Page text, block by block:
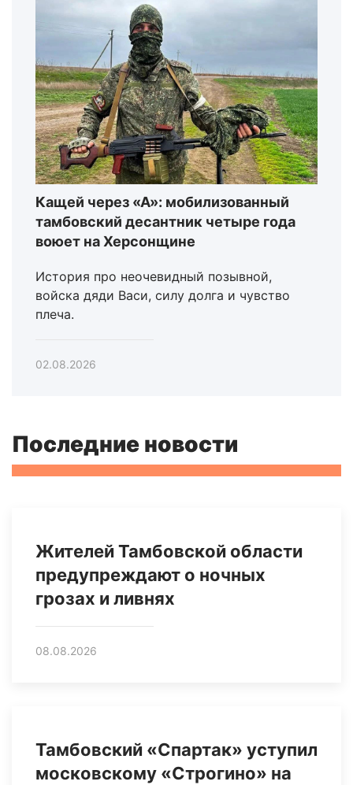
Кащей через «А»: мобилизованный
тамбовский десантник четыре года
воюет на Херсонщине
История про неочевидный позывной,
войска дяди Васи, силу долга и чувство
плеча.
02.08.2026
Последние новости
Жителей Тамбовской области
предупреждают о ночных
грозах и ливнях
08.08.2026
Тамбовский «Спартак» уступил
московскому «Строгино» на